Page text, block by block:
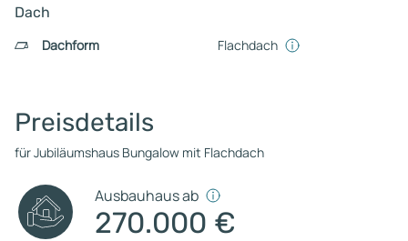
Dach
Dachform
Flachdach
Preisdetails
für Jubiläumshaus Bungalow mit Flachdach
Ausbauhaus ab
270.000 €